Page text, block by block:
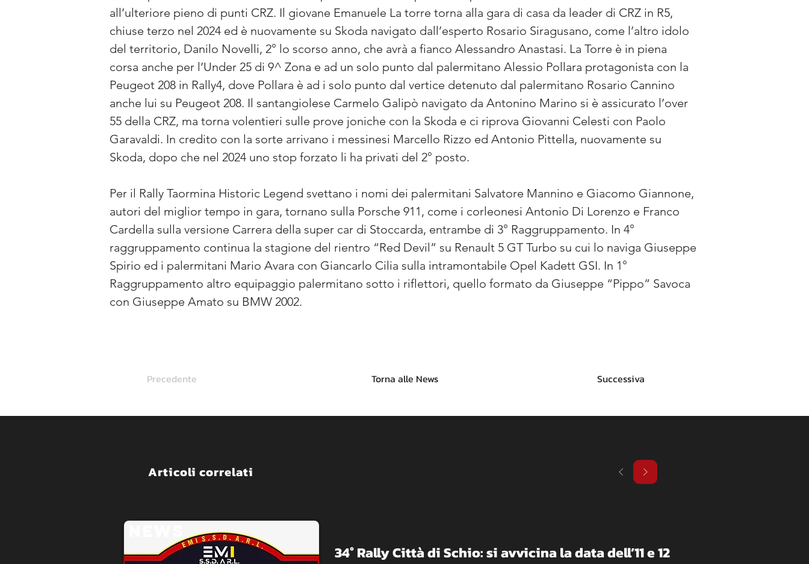
all’ulteriore pieno di punti CRZ. Il giovane Emanuele La torre torna alla gara di casa da leader di CRZ in R5,
chiuse terzo nel 2024 ed è nuovamente su Skoda navigato dall’esperto Rosario Siragusano, come l’altro idolo
del territorio, Danilo Novelli, 2° lo scorso anno, che avrà a fianco Alessandro Anastasi. La Torre è in piena
corsa anche per l’Under 25 di 9^ Zona e ad un solo punto dal palermitano Alessio Pollara protagonista con la
Peugeot 208 in Rally4, dove Pollara è ad i solo punto dal vertice detenuto dal palermitano Rosario Cannino
anche lui su Peugeot 208. Il santangiolese Carmelo Galipò navigato da Antonino Marino si è assicurato l’over
55 della CRZ, ma torna volentieri sulle prove joniche con la Skoda e ci riprova Giovanni Celesti con Paolo
Garavaldi. In credito con la sorte arrivano i messinesi Marcello Rizzo ed Antonio Pittella, nuovamente su
Skoda, dopo che nel 2024 uno stop forzato li ha privati del 2° posto.
Per il Rally Taormina Historic Legend svettano i nomi dei palermitani Salvatore Mannino e Giacomo Giannone,
autori del miglior tempo in gara, tornano sulla Porsche 911, come i corleonesi Antonio Di Lorenzo e Franco
Cardella sulla versione Carrera della super car di Stoccarda, entrambe di 3° Raggruppamento. In 4°
raggruppamento continua la stagione del rientro “Red Devil” su Renault 5 GT Turbo su cui lo naviga Giuseppe
Spirio ed i palermitani Mario Avara con Giancarlo Cilia sulla intramontabile Opel Kadett GSI. In 1°
Raggruppamento altro equipaggio palermitano sotto i riflettori, quello formato da Giuseppe “Pippo” Savoca
con Giuseppe Amato su BMW 2002.
Precedente Torna alle News Successiva
Articoli correlati
​34° Rally Città di Schio: si avvicina la data dell’11 e 12